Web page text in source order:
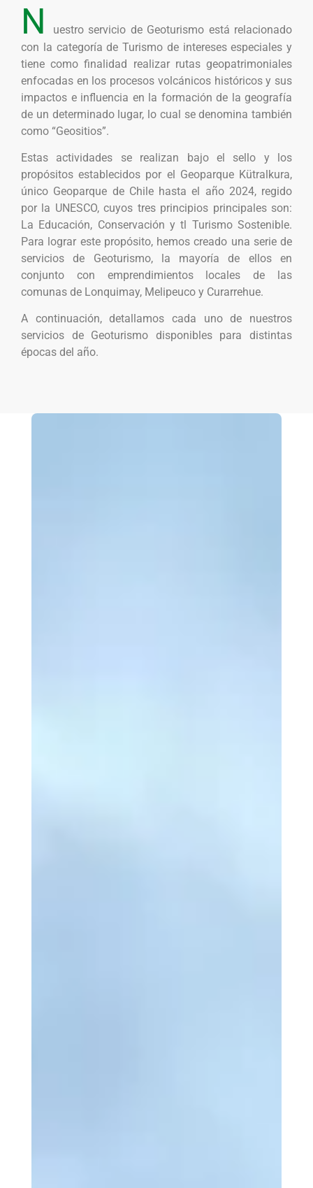
N
uestro servicio de Geoturismo está relacionado
con la categoría de Turismo de intereses especiales y
tiene como finalidad realizar rutas geopatrimoniales
enfocadas en los procesos volcánicos históricos y sus
impactos e influencia en la formación de la geografía
de un determinado lugar, lo cual se denomina también
como “Geositios”.
Estas actividades se realizan bajo el sello y los
propósitos establecidos por el Geoparque Kütralkura,
único Geoparque de Chile hasta el año 2024, regido
por la UNESCO, cuyos tres principios principales son:
La Educación, Conservación y tl Turismo Sostenible.
Para lograr este propósito, hemos creado una serie de
servicios de Geoturismo, la mayoría de ellos en
conjunto con emprendimientos locales de las
comunas de Lonquimay, Melipeuco y Curarrehue.
A continuación, detallamos cada uno de nuestros
servicios de Geoturismo disponibles para distintas
épocas del año.